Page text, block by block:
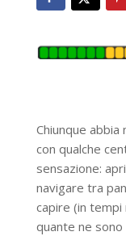
Chiunque
con qualche
sensazione:
navigare tra
capire (in tempi
quante ne